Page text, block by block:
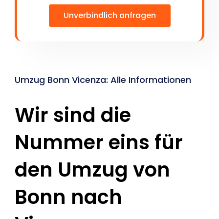
Unverbindlich anfragen
Umzug Bonn Vicenza: Alle Informationen
Wir sind die
Nummer eins für
den Umzug von
Bonn nach